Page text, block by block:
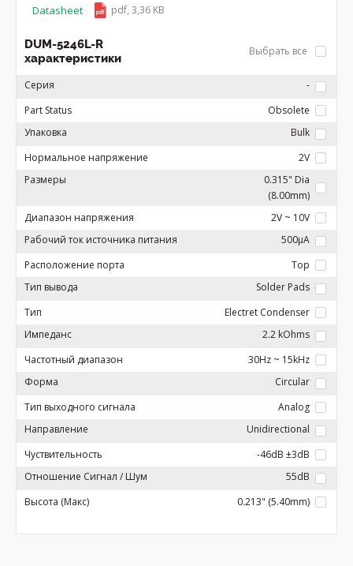
Datasheet pdf, 3,36 KB
DUM-5246L-R
характеристики
Выбрать все
Серия
-
Part Status
Obsolete
Упаковка
Bulk
Нормальное напряжение
2V
Размеры
0.315" Dia
(8.00mm)
Диапазон напряжения
2V ~ 10V
Рабочий ток источника питания
500µA
Расположение порта
Top
Тип вывода
Solder Pads
Тип
Electret Condenser
Импеданс
2.2 kOhms
Частотный диапазон
30Hz ~ 15kHz
Форма
Circular
Тип выходного сигнала
Analog
Направление
Unidirectional
Чуствительность
-46dB ±3dB
Отношение Сигнал / Шум
55dB
Высота (Макс)
0.213" (5.40mm)